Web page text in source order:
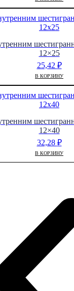
12×25
25,42 ₽
В КОРЗИНУ
12×40
32,28 ₽
В КОРЗИНУ